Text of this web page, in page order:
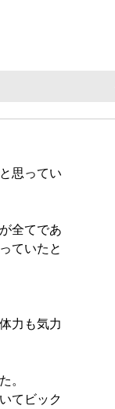
思ってい
全てであ
ていたと
力も気力
。
てビック